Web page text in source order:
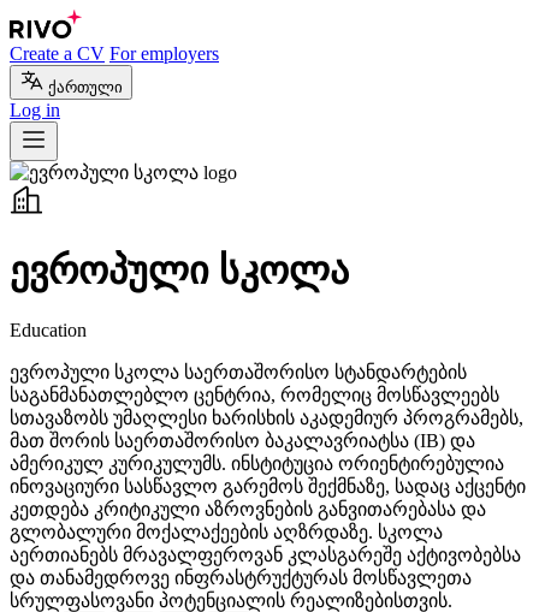
Create a CV For employers
ქართული
Log in
ევროპული სკოლა
Education
ევროპული სკოლა საერთაშორისო სტანდარტების
საგანმანათლებლო ცენტრია, რომელიც მოსწავლეებს
სთავაზობს უმაღლესი ხარისხის აკადემიურ პროგრამებს,
მათ შორის საერთაშორისო ბაკალავრიატსა (IB) და
ამერიკულ კურიკულუმს. ინსტიტუცია ორიენტირებულია
ინოვაციური სასწავლო გარემოს შექმნაზე, სადაც აქცენტი
კეთდება კრიტიკული აზროვნების განვითარებასა და
გლობალური მოქალაქეების აღზრდაზე. სკოლა
აერთიანებს მრავალფეროვან კლასგარეშე აქტივობებსა
და თანამედროვე ინფრასტრუქტურას მოსწავლეთა
სრულფასოვანი პოტენციალის რეალიზებისთვის.